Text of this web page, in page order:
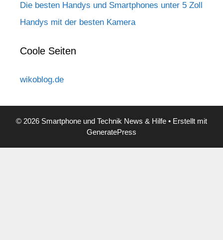
Die besten Handys und Smartphones unter 5 Zoll
Handys mit der besten Kamera
Coole Seiten
wikoblog.de
© 2026 Smartphone und Technik News & Hilfe • Erstellt mit
GeneratePress